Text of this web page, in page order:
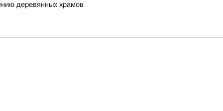
деревянных храмов